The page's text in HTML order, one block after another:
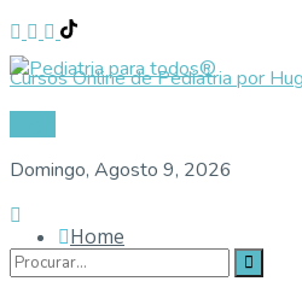
Cursos Online de Pediatria por
Domingo, Agosto 9, 2026
Home